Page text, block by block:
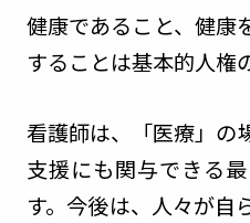
健康であること、健康
することは基本的人権
看護師は、「医療」の
支援にも関与できる
す。今後は、人々が自